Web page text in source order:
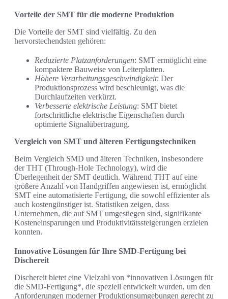
Vorteile der SMT für die moderne Produktion
Die Vorteile der SMT sind vielfältig. Zu den
hervorstechendsten gehören:
Reduzierte Platzanforderungen: SMT ermöglicht eine
kompaktere Bauweise von Leiterplatten.
Höhere Verarbeitungsgeschwindigkeit: Der
Produktionsprozess wird beschleunigt, was die
Durchlaufzeiten verkürzt.
Verbesserte elektrische Leistung: SMT bietet
fortschrittliche elektrische Eigenschaften durch
optimierte Signalübertragung.
Vergleich von SMT und älteren Fertigungstechniken
Beim Vergleich SMD und älteren Techniken, insbesondere
der THT (Through-Hole Technology), wird die
Überlegenheit der SMT deutlich. Während THT auf eine
größere Anzahl von Handgriffen angewiesen ist, ermöglicht
SMT eine automatisierte Fertigung, die sowohl effizienter als
auch kostengünstiger ist. Statistiken zeigen, dass
Unternehmen, die auf SMT umgestiegen sind, signifikante
Kosteneinsparungen und Produktivitätssteigerungen erzielen
konnten.
Innovative Lösungen für Ihre SMD-Fertigung bei
Dischereit
Dischereit bietet eine Vielzahl von *innovativen Lösungen für
die SMD-Fertigung*, die speziell entwickelt wurden, um den
Anforderungen moderner Produktionsumgebungen gerecht zu